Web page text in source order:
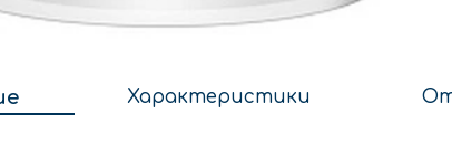
Характеристики